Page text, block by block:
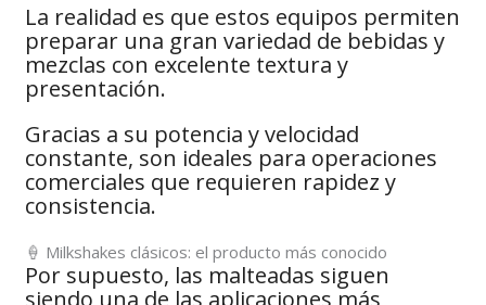
La realidad es que estos equipos permiten
preparar una gran variedad de bebidas y
mezclas con excelente textura y
presentación.
Gracias a su potencia y velocidad
constante, son ideales para operaciones
comerciales que requieren rapidez y
consistencia.
🍦 Milkshakes clásicos: el producto más conocido
Por supuesto, las malteadas siguen
siendo una de las aplicaciones más